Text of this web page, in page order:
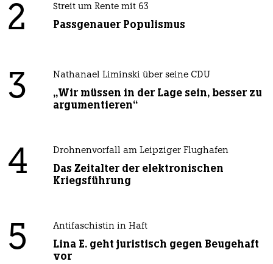
2 Streit um Rente mit 63
Passgenauer Populismus
3 Nathanael Liminski über seine CDU
„Wir müssen in der Lage sein, besser zu
argumentieren“
4 Drohnenvorfall am Leipziger Flughafen
Das Zeitalter der elektronischen
Kriegsführung
5 Antifaschistin in Haft
Lina E. geht juristisch gegen Beugehaft
vor